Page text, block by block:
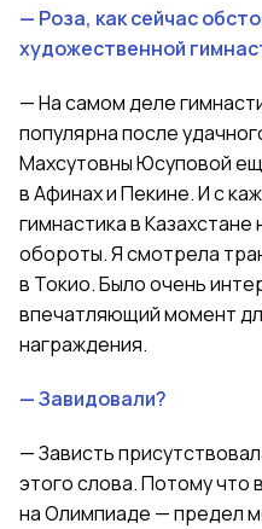
— Роза, как сейчас
художественной
— На самом деле
популярна после
Махсутовны Юсуповой
в Афинах и Пекине. И с
гимнастика в Казахстане
обороты. Я смотрела
в Токио. Было очень
впечатляющий момент
награждения.
— Завидовали?
— Зависть
этого слова. Потому что
на Олимпиаде — предел